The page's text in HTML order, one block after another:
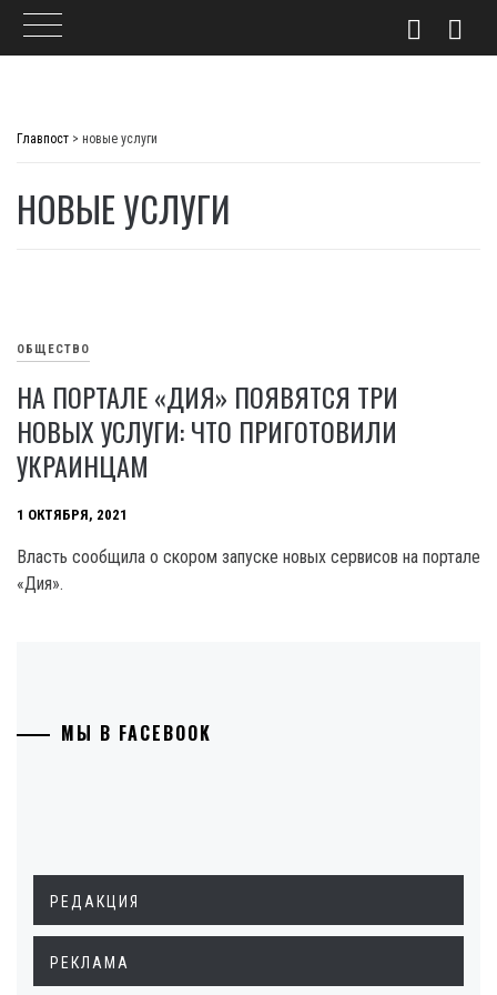
Главпост > новые услуги
НОВЫЕ УСЛУГИ
ОБЩЕСТВО
НА ПОРТАЛЕ «ДИЯ» ПОЯВЯТСЯ ТРИ
НОВЫХ УСЛУГИ: ЧТО ПРИГОТОВИЛИ
УКРАИНЦАМ
1 ОКТЯБРЯ, 2021
Власть сообщила о скором запуске новых сервисов на портале
«Дия».
МЫ В FACEBOOK
РЕДАКЦИЯ
РЕКЛАМА